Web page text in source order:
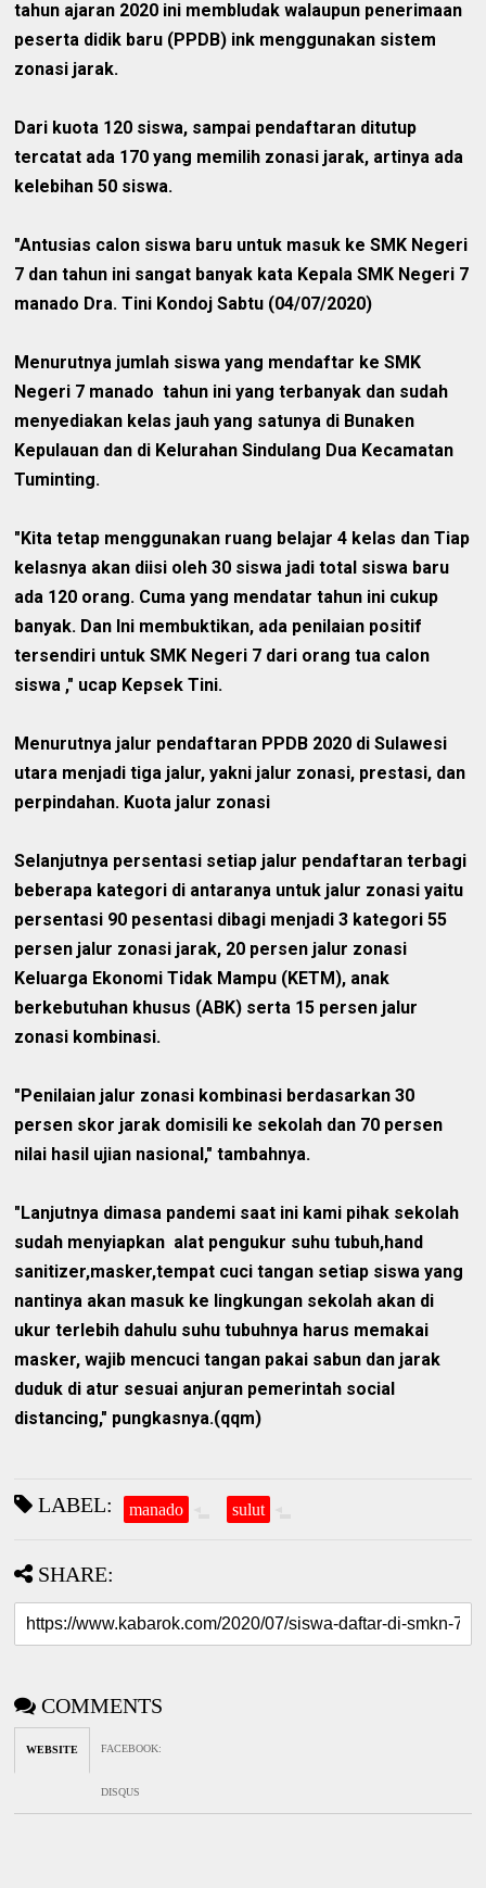
tahun ajaran 2020 ini membludak walaupun penerimaan
peserta didik baru (PPDB) ink menggunakan sistem
zonasi jarak.
Dari kuota 120 siswa, sampai pendaftaran ditutup
tercatat ada 170 yang memilih zonasi jarak, artinya ada
kelebihan 50 siswa.
"Antusias calon siswa baru untuk masuk ke SMK Negeri
7 dan tahun ini sangat banyak kata Kepala SMK Negeri 7
manado Dra. Tini Kondoj Sabtu (04/07/2020)
Menurutnya jumlah siswa yang mendaftar ke SMK
Negeri 7 manado tahun ini yang terbanyak dan sudah
menyediakan kelas jauh yang satunya di Bunaken
Kepulauan dan di Kelurahan Sindulang Dua Kecamatan
Tuminting.
"Kita tetap menggunakan ruang belajar 4 kelas dan Tiap
kelasnya akan diisi oleh 30 siswa jadi total siswa baru
ada 120 orang. Cuma yang mendatar tahun ini cukup
banyak. Dan Ini membuktikan, ada penilaian positif
tersendiri untuk SMK Negeri 7 dari orang tua calon
siswa ," ucap Kepsek Tini.
Menurutnya jalur pendaftaran PPDB 2020 di Sulawesi
utara menjadi tiga jalur, yakni jalur zonasi, prestasi, dan
perpindahan. Kuota jalur zonasi
Selanjutnya persentasi setiap jalur pendaftaran terbagi
beberapa kategori di antaranya untuk jalur zonasi yaitu
persentasi 90 pesentasi dibagi menjadi 3 kategori 55
persen jalur zonasi jarak, 20 persen jalur zonasi
Keluarga Ekonomi Tidak Mampu (KETM), anak
berkebutuhan khusus (ABK) serta 15 persen jalur
zonasi kombinasi.
"Penilaian jalur zonasi kombinasi berdasarkan 30
persen skor jarak domisili ke sekolah dan 70 persen
nilai hasil ujian nasional," tambahnya.
"Lanjutnya dimasa pandemi saat ini kami pihak sekolah
sudah menyiapkan alat pengukur suhu tubuh,hand
sanitizer,masker,tempat cuci tangan setiap siswa yang
nantinya akan masuk ke lingkungan sekolah akan di
ukur terlebih dahulu suhu tubuhnya harus memakai
masker, wajib mencuci tangan pakai sabun dan jarak
duduk di atur sesuai anjuran pemerintah social
distancing," pungkasnya.(qqm)
LABEL: manado sulut
SHARE:
COMMENTS
WEBSITE FACEBOOK:
DISQUS